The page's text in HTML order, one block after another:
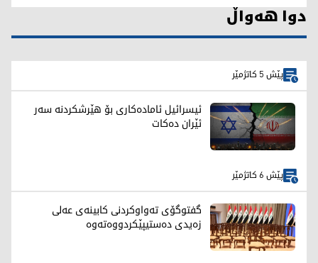
دوا هەواڵ
پێش 5 کاتژمێر
ئیسرائیل ئامادەکاری بۆ هێرشکردنە سەر
ئێران دەکات
پێش 6 کاتژمێر
گفتوگۆی تەواوكردنی كابینەی عەلی
زەیدی دەستیپێكردووەتەوە